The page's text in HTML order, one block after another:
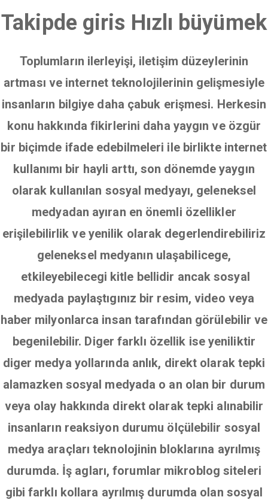
Takipde giris Hızlı büyümek
Toplumların ilerleyişi, iletişim düzeylerinin
artması ve internet teknolojilerinin gelişmesiyle
insanların bilgiye daha çabuk erişmesi. Herkesin
konu hakkında fikirlerini daha yaygın ve özgür
bir biçimde ifade edebilmeleri ile birlikte internet
kullanımı bir hayli arttı, son dönemde yaygın
olarak kullanılan sosyal medyayı, geleneksel
medyadan ayıran en önemli özellikler
erişilebilirlik ve yenilik olarak degerlendirebiliriz
geleneksel medyanın ulaşabilicege,
etkileyebilecegi kitle bellidir ancak sosyal
medyada paylaştıgınız bir resim, video veya
haber milyonlarca insan tarafından görülebilir ve
begenilebilir. Diger farklı özellik ise yeniliktir
diger medya yollarında anlık, direkt olarak tepki
alamazken sosyal medyada o an olan bir durum
veya olay hakkında direkt olarak tepki alınabilir
insanların reaksiyon durumu ölçülebilir sosyal
medya araçları teknolojinin bloklarına ayrılmış
durumda. İş agları, forumlar mikroblog siteleri
gibi farklı kollara ayrılmış durumda olan sosyal